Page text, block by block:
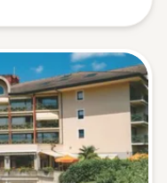
(1)
(1)
(5)